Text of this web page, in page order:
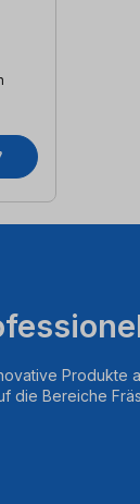
Produkte
die Bereiche